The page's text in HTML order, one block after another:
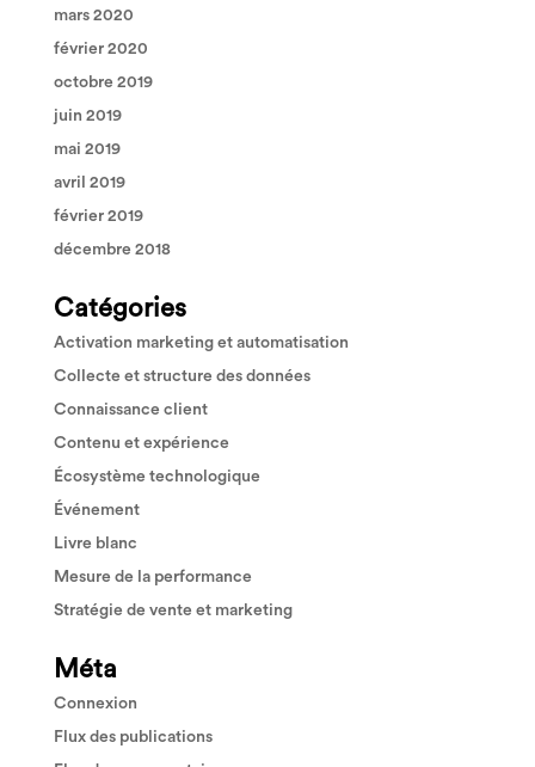
mars 2020
février 2020
octobre 2019
juin 2019
mai 2019
avril 2019
février 2019
décembre 2018
Catégories
Activation marketing et automatisation
Collecte et structure des données
Connaissance client
Contenu et expérience
Écosystème technologique
Événement
Livre blanc
Mesure de la performance
Stratégie de vente et marketing
Méta
Connexion
Flux des publications